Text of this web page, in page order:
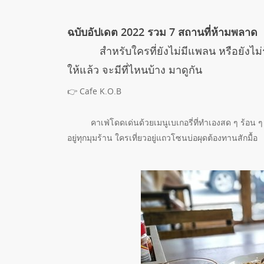
ฉบับอัปเดต 2022 รวม 7 สถานที่ห้ามพลาด
สำหรับใครที่ยังไม่มีแพลน หรือยังไม่รู้ส
ให้แล้ว จะมีที่ไหนบ้าง มาดูกัน
👉 Cafe K.O.B
คาเฟ่โดดเด่นด้วยเมนูเบเกอรี่ที่ทำเองสด ๆ ร้อน ๆ
อยู่ทุกมุมร้าน ใครเที่ยวอยู่แถวโซนบ่อผุดต้องทานสักมื้อ